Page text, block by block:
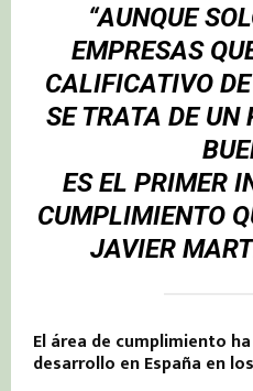
“AUNQUE
EMPRESAS
CALIFICATIVO
SE TRATA DE UN
ES EL PRIMER
CUMPLIMIENTO
JAVIER
El área de cumplimiento
desarrollo en España en